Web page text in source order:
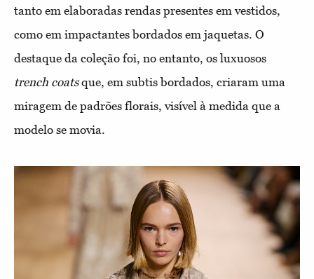
tanto em elaboradas rendas presentes em vestidos,
como em impactantes bordados em jaquetas. O
destaque da coleção foi, no entanto, os luxuosos
trench coatsque, em subtis bordados, criaram uma
miragem de padrões florais, visível à medida que a
modelo se movia.